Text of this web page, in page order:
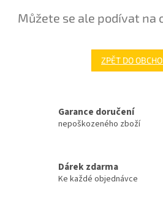
Můžete se ale podívat na
ZPĚT DO
Garance doručení
nepoškozeného zboží
Dárek zdarma
Ke každé objednávce